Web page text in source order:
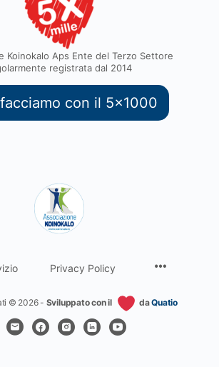
Koinokalo Aps Ente del Terzo Settore
registrata dal 2014
con il 5x1000
Privacy Policy
© 2026 - Sviluppato con il daQuatio